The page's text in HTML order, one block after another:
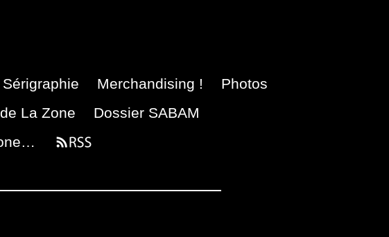
Sérigraphie Merchandising !
Photos
La Zone
Dossier SABAM